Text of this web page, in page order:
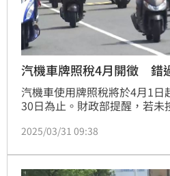
汽機車牌照稅4月開徵 錯
汽機車使用牌照稅將於4月1日
30日為止。財政部提醒，若未
2025/03/31 09:38